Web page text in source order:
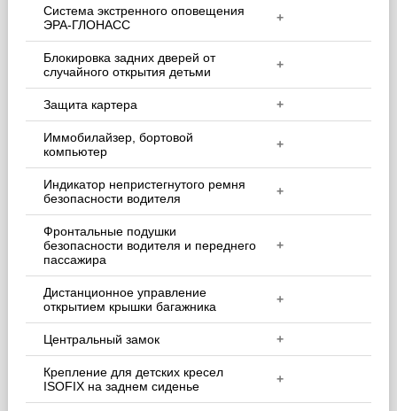
Система экстренного оповещения
ЭРА-ГЛОНАСС
+
Блокировка задних дверей от
случайного открытия детьми
+
Защита картера +
Иммобилайзер, бортовой
компьютер
+
Индикатор непристегнутого ремня
безопасности водителя
+
Фронтальные подушки
безопасности водителя и переднего
пассажира
+
Дистанционное управление
открытием крышки багажника
+
Центральный замок +
Крепление для детских кресел
ISOFIX на заднем сиденье
+